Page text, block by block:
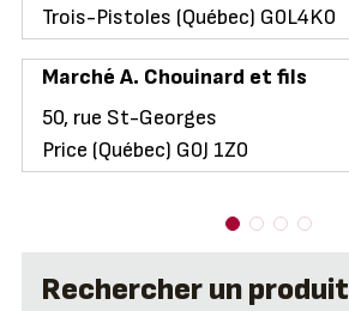
Rechercher un produit
Trois-Pistoles (Québec) G0L4K0
Marché A. Chouinard et fils
50, rue St-Georges
Price (Québec) G0J 1Z0